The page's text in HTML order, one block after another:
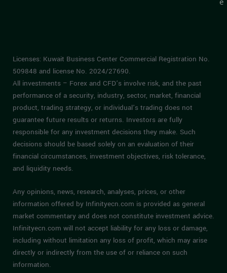
Licenses: Kuwait Business Center Commercial Registration No.
509848 and license No. 2024/27690.
All investments – Forex and CFD’s involve risk, and the past
performance of a security, industry, sector, market, financial
product, trading strategy, or individual’s trading does not
guarantee future results or returns. Investors are fully
responsible for any investment decisions they make. Such
decisions should be based solely on an evaluation of their
financial circumstances, investment objectives, risk tolerance,
and liquidity needs.
Any opinions, news, research, analyses, prices, or other
information offered by Infinityecn.com is provided as general
market commentary and does not constitute investment advice.
Infinityecn.com will not accept liability for any loss or damage,
including without limitation any loss of profit, which may arise
directly or indirectly from the use of or reliance on such
information.